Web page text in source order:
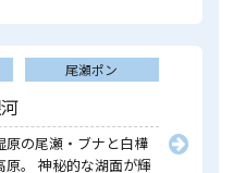
尾瀬ポン
原の尾瀬・ブナと白樺
原。 神秘的な湖面が輝